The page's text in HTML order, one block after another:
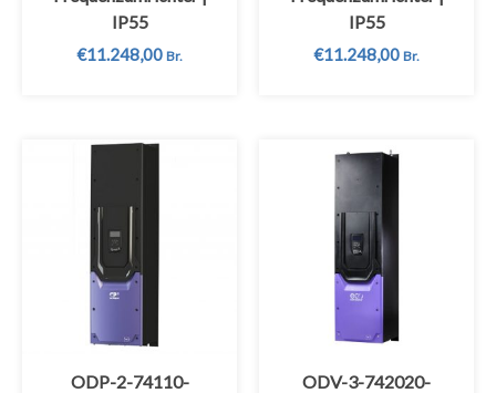
IP55
€11.248,00 Br.
IP55
€11.248,00 Br.
ODP-2-74110-
ODV-3-742020-